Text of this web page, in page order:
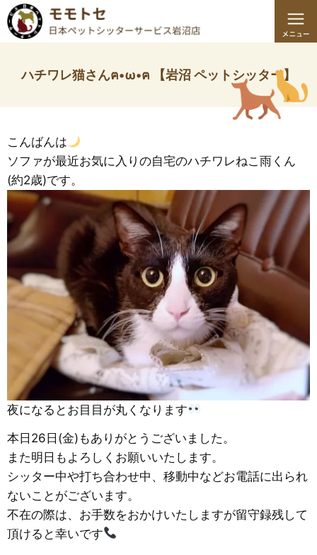
ハチワレ猫さんฅ•ω•ฅ 【岩沼 ペットシッター】
こんばんは
ソファが最近お気に入りの自宅のハチワレねこ雨くん
(約2歳)です。
夜になるとお目目が丸くなります
本日26日(金)もありがとうございました。
また明日もよろしくお願いいたします。
シッター中や打ち合わせ中、移動中などお電話に出られ
ないことがございます。
不在の際は、お手数をおかけいたしますが留守録残して
頂けると幸いです